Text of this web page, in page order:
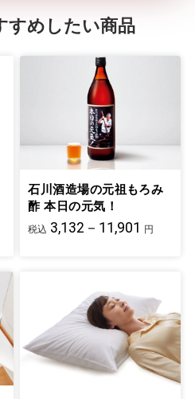
すめしたい商品
石川酒造場の元祖もろみ
酢 本日の元気！
税込 3,132－11,901 円